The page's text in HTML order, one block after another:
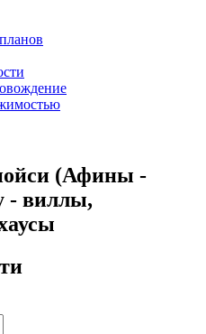
(Афины -
- виллы,